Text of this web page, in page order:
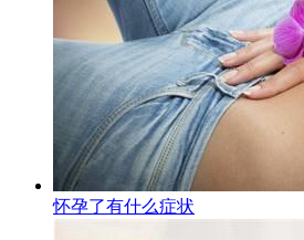
怀孕了有什么症状